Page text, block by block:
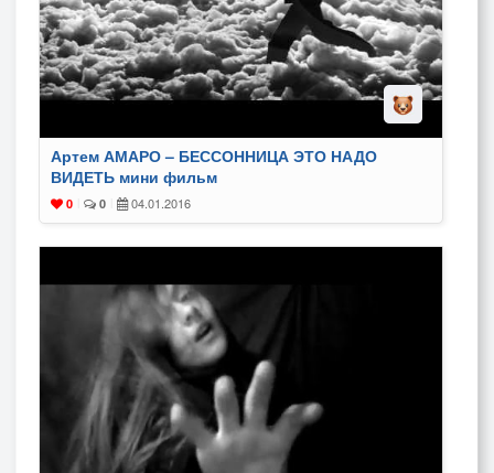
Артем АМАРО – БЕССОННИЦА ЭТО НАДО
ВИДЕТЬ мини фильм
0 0 04.01.2016